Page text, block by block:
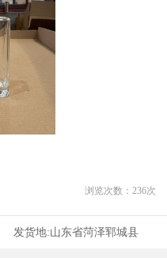
浏览次数： 236次
发货地:山东省菏泽郓城县